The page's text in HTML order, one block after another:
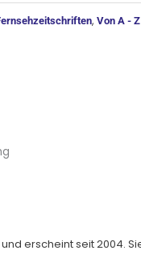
, Von A - Z
erscheint seit 2004.